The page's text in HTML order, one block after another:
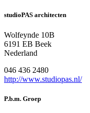
studioPAS architecten
Wolfeynde 10B
6191 EB Beek
Nederland
046 436 2480
http://www.studiopas.nl/
P.b.m. Groep